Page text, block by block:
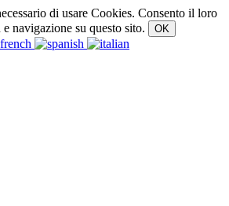
di usare Cookies. Consento il loro
navigazione su questo sito.